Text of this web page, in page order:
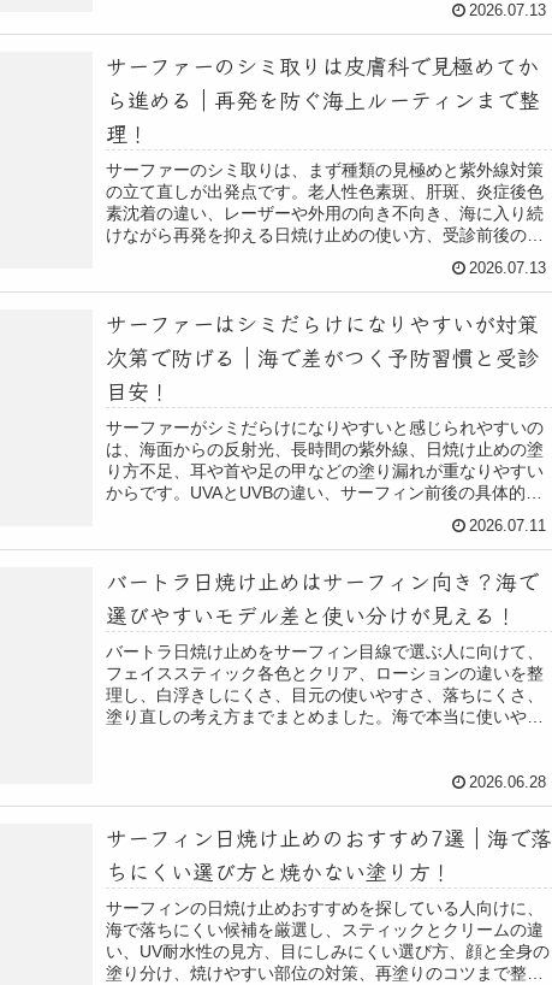
2026.07.13
サーファーのシミ取りは皮膚科で見極めてか
ら進める｜再発を防ぐ海上ルーティンまで整
理！
サーファーのシミ取りは、まず種類の見極めと紫外線対策
の立て直しが出発点です。老人性色素斑、肝斑、炎症後色
素沈着の違い、レーザーや外用の向き不向き、海に入り続
けながら再発を抑える日焼け止めの使い方、受診前後の注
2026.07.13
サーファーはシミだらけになりやすいが対策
次第で防げる｜海で差がつく予防習慣と受診
目安！
サーファーがシミだらけになりやすいと感じられやすいの
は、海面からの反射光、長時間の紫外線、日焼け止めの塗
り方不足、耳や首や足の甲などの塗り漏れが重なりやすい
からです。UVAとUVBの違い、サーフィン前後の具体的な
たい変化までを整理し、海に入る人が続けやすい日焼け対
2026.07.11
バートラ日焼け止めはサーフィン向き？海で
選びやすいモデル差と使い分けが見える！
バートラ日焼け止めをサーフィン目線で選ぶ人に向けて、
フェイススティック各色とクリア、ローションの違いを整
理し、白浮きしにくさ、目元の使いやすさ、落ちにくさ、
塗り直しの考え方までまとめました。海で本当に使いやす
2026.06.28
サーフィン日焼け止めのおすすめ7選｜海で落
ちにくい選び方と焼かない塗り方！
サーフィンの日焼け止めおすすめを探している人向けに、
海で落ちにくい候補を厳選し、スティックとクリームの違
い、UV耐水性の見方、目にしみにくい選び方、顔と全身の
塗り分け、焼けやすい部位の対策、再塗りのコツまで整理